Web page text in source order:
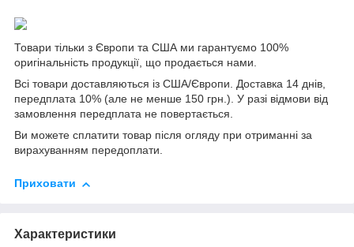
Товари тільки з Європи та США ми гарантуємо 100%
оригінальність продукції, що продається нами.
Всі товари доставляються із США/Європи. Доставка 14 днів,
передплата 10% (але не менше 150 грн.). У разі відмови від
замовлення передплата не повертається.
Ви можете сплатити товар після огляду при отриманні за
вирахуванням передоплати.
Приховати
Характеристики